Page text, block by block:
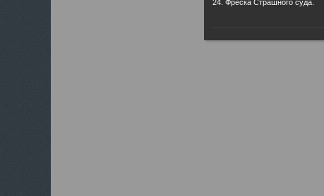
24. Фреска Страшного суда.